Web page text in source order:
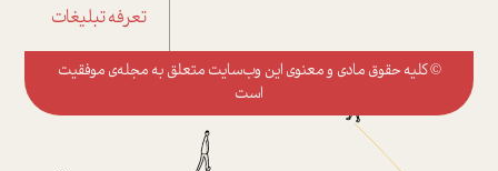
تعرفه تبلیغات
© کلیه حقوق مادی و معنوی این وب‌سایت متعلق به مجله‌ی موفقیت
است